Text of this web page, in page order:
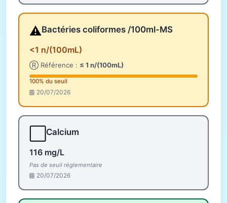
⚠️Bactéries coliformes /100ml-MS
<1 n/(100mL)
Ⓡ Référence : ≤ 1 n/(100mL)
100% du seuil
20/07/2026
Calcium
116 mg/L
Pas de seuil réglementaire
20/07/2026